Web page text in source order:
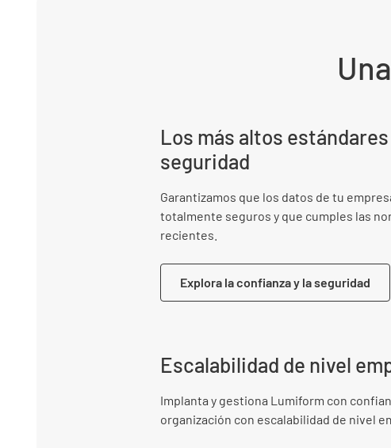
Los más altos
seguridad
Garantizamos que los datos de tu
totalmente seguros y que cumples las
recientes.
Explora la confianza y la seguridad
Escalabilidad de nivel
Implanta y gestiona Lumiform con
organización con escalabilidad de nivel